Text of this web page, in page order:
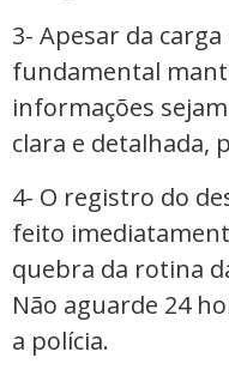
3- Apesar da
fundamental
informações
clara e detalhada,
4- O registro do
feito
quebra da rotina
Não aguarde 24
a polícia.